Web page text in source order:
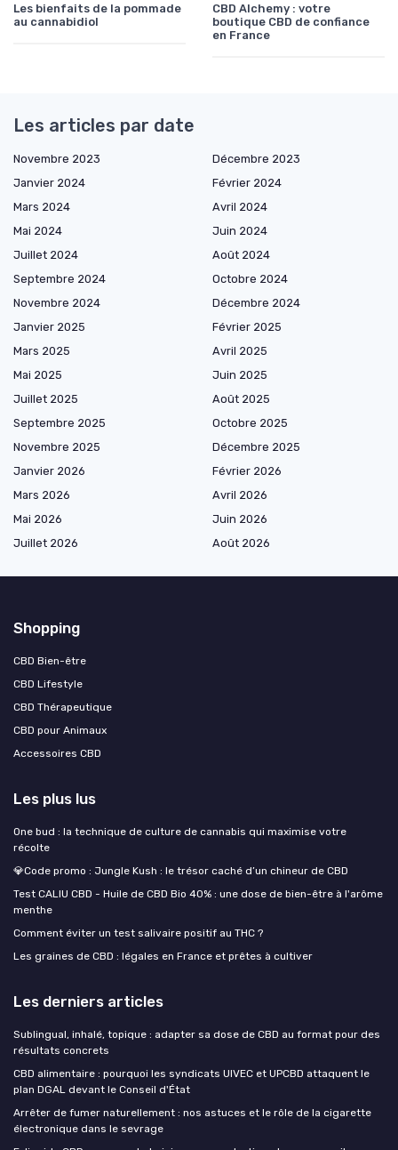
Les bienfaits de la pommade
au cannabidiol
CBD Alchemy : votre
boutique CBD de confiance
en France
Les articles par date
Novembre 2023
Décembre 2023
Janvier 2024
Février 2024
Mars 2024
Avril 2024
Mai 2024
Juin 2024
Juillet 2024
Août 2024
Septembre 2024
Octobre 2024
Novembre 2024
Décembre 2024
Janvier 2025
Février 2025
Mars 2025
Avril 2025
Mai 2025
Juin 2025
Juillet 2025
Août 2025
Septembre 2025
Octobre 2025
Novembre 2025
Décembre 2025
Janvier 2026
Février 2026
Mars 2026
Avril 2026
Mai 2026
Juin 2026
Juillet 2026
Août 2026
Shopping
CBD Bien-être
CBD Lifestyle
CBD Thérapeutique
CBD pour Animaux
Accessoires CBD
Les plus lus
One bud : la technique de culture de cannabis qui maximise votre
récolte
💎Code promo : Jungle Kush : le trésor caché d’un chineur de CBD
Test CALIU CBD - Huile de CBD Bio 40% : une dose de bien-être à l'arôme
menthe
Comment éviter un test salivaire positif au THC ?
Les graines de CBD : légales en France et prêtes à cultiver
Les derniers articles
Sublingual, inhalé, topique : adapter sa dose de CBD au format pour des
résultats concrets
CBD alimentaire : pourquoi les syndicats UIVEC et UPCBD attaquent le
plan DGAL devant le Conseil d'État
Arrêter de fumer naturellement : nos astuces et le rôle de la cigarette
électronique dans le sevrage